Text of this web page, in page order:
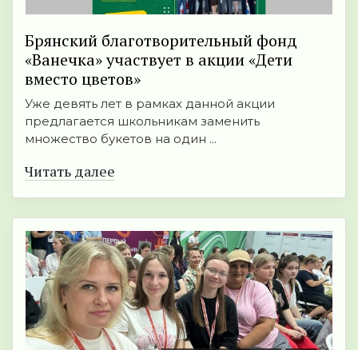
Брянский благотворительный фонд
«Ванечка» участвует в акции «Дети
вместо цветов»
Уже девять лет в рамках данной акции
предлагается школьникам заменить
множество букетов на один ...
Читать далее